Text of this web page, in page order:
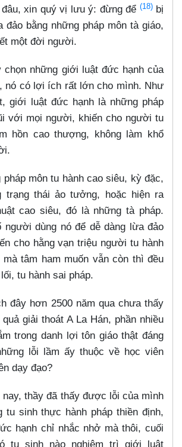
xin quý vị lưu ý: đừng để (18)bị
đảo bằng những pháp môn tà giáo,
một đời người.
chọn những giới luật đức hạnh của
nó có lợi ích rất lớn cho mình. Như
giới luật đức hạnh là những pháp
với mọi người, khiến cho người tu
hồn cao thượng, không làm khổ
pháp môn tu hành cao siêu, kỳ đặc,
trạng thái ảo tưởng, hoặc hiện ra
cao siêu, đó là những tà pháp.
người dùng nó để dễ dàng lừa đảo
cho hằng vạn triệu người tu hành
mà tâm ham muốn vẫn còn thì đều
tu hành sai pháp.
đây hơn 2500 năm qua chưa thấy
giải thoát A La Hán, phần nhiều
trong danh lợi tôn giáo thật đáng
lỗi lầm ấy thuộc về học viên
dạy đạo?
nay, thầy đã thấy được lỗi của mình
tu sinh thực hành pháp thiền định,
hạnh chỉ nhắc nhở mà thôi, cuối
tu sinh nào nghiêm trì giới luật